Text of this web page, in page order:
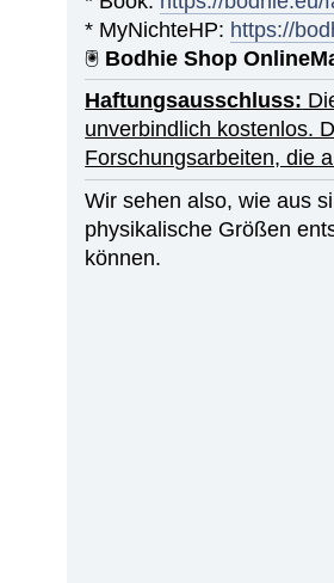
* MyNichteHP: https://
🖲 Bodhie Shop
Haftungsausschluss:
unverbindlich kostenlos.
Forschungsarbeiten, die
Wir sehen also, wie aus
physikalische Größen
können.